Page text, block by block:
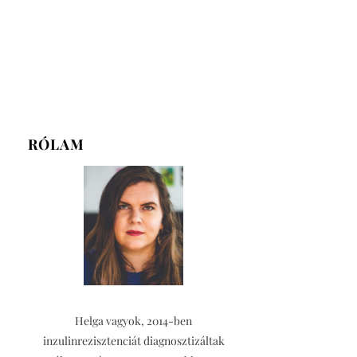
RÓLAM
Helga vagyok, 2014-ben
inzulinrezisztenciát diagnosztizáltak